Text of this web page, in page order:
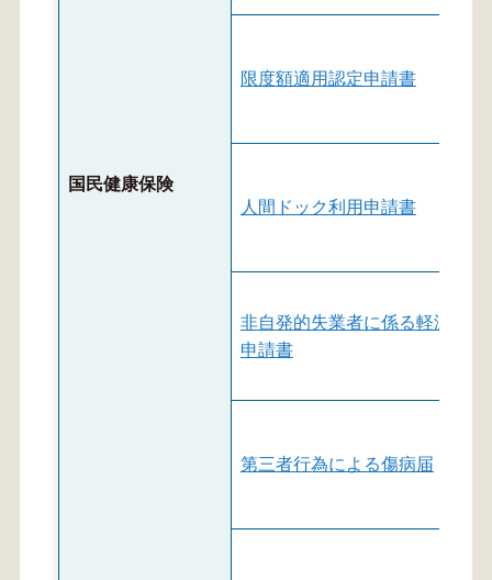
国民健康保険
限度額適用認定申請書
人間ドック利用申請書
非自発的失業者に係る軽減適用
申請書
第三者行為による傷病届